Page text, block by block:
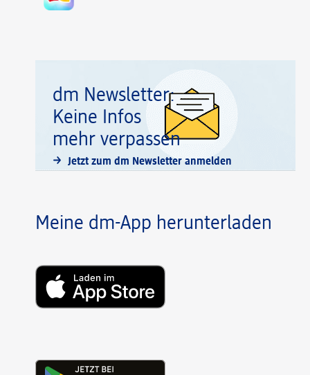
dm Newsletter:
Keine Infos
mehr verpassen
Jetzt zum dm Newsletter anmelden
Meine dm-App herunterladen